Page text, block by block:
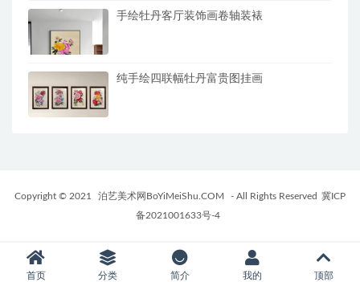
手绘牡丹客厅装饰画卷轴装裱
纯手绘四联幅牡丹富贵图挂画
Copyright © 2021 泊艺美术网BoYiMeiShu.COM - All Rights Reserved 冀ICP
备2021001633号-4
首页 分类 简介 我的 顶部